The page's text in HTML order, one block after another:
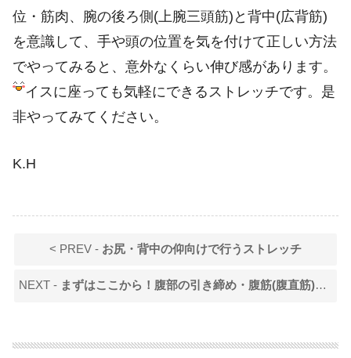
位・筋肉、腕の後ろ側(上腕三頭筋)と背中(広背筋)
を意識して、手や頭の位置を気を付けて正しい方法
でやってみると、意外なくらい伸び感があります。
イスに座っても気軽にできるストレッチです。是
非やってみてください。
K.H
< PREV - お尻・背中の仰向けで行うストレッチ
NEXT - まずはここから！腹部の引き締め・腹筋(腹直筋)の鍛え方